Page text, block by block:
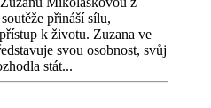
přináší sílu,
k životu. Zuzana ve
svou osobnost, svůj
stát...